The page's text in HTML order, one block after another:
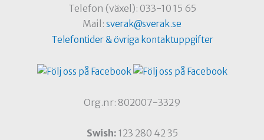
Telefon (växel): 033-10 15 65
Mail: sverak@sverak.se
Telefontider & övriga kontaktuppgifter
Org.nr: 802007-3329
Swish: 123 280 42 35